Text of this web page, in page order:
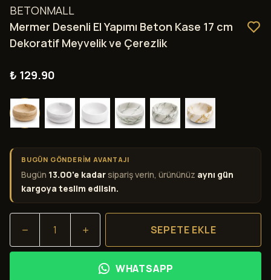
BETONMALL
Mermer Desenli El Yapımı Beton Kase 17 cm
Dekoratif Meyvelik ve Çerezlik
₺ 129.90
BUGÜN GÖNDERİM AVANTAJI
Bugün 13.00'e kadar sipariş verin, ürününüz aynı gün
kargoya teslim edilsin.
SEPETE EKLE
WHATSAPP